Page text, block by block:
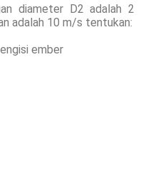
diameter D2 adalah 2
adalah 10 m/s tentukan:
ember